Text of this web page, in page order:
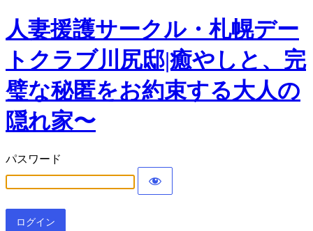
人妻援護サークル・札幌デー
トクラブ川尻邸|癒やしと、完
璧な秘匿をお約束する大人の
隠れ家〜
パスワード